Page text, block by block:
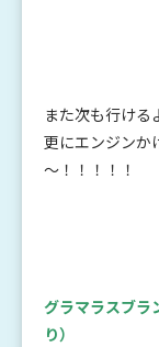
また次も行ける
更にエンジンか
～！！！！！
グラマラスブラ
り）